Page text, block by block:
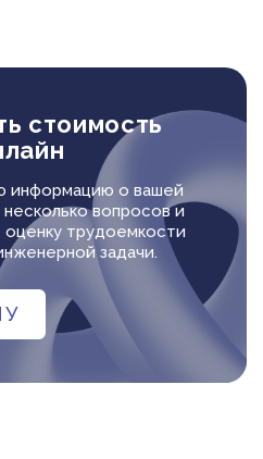
стоимость
информацию о вашей
вопросов и
оценку трудоемкости
задачи.